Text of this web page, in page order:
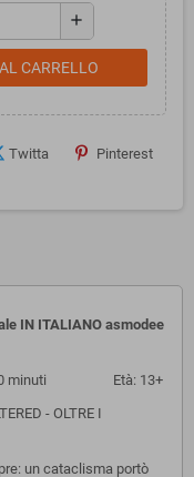
add
CARRELLO
Twitta Pinterest
IN ITALIANO asmodee
40 minuti Età: 13+
- OLTRE I
un cataclisma portò